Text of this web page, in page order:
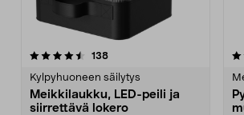
138arvostelut
Kylpyhuoneen säilytys
Meikkilaukku, LED-peili ja
siirrettävä lokero
5.0 viidestä